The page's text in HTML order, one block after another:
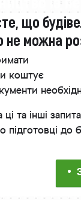
що
не можна
коштує
ці та інші
підготовці до